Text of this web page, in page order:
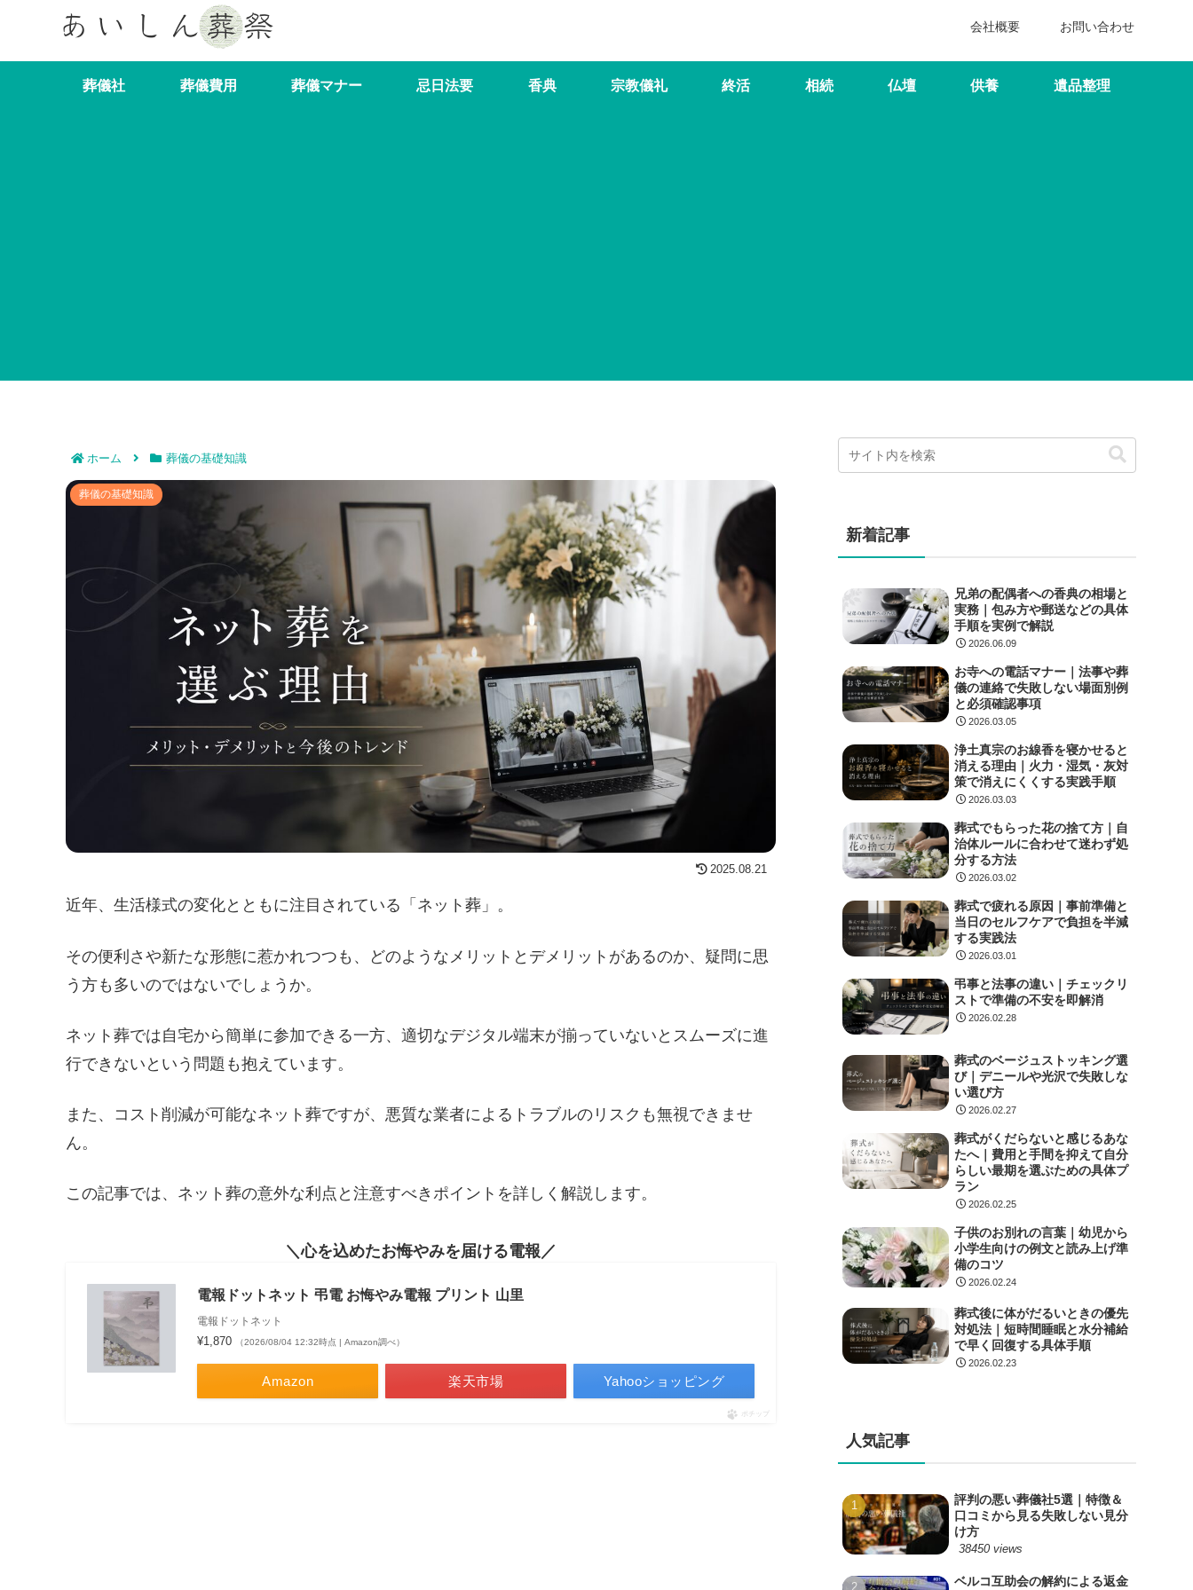
会社概要 お問い合わせ
葬儀社 葬儀費用 葬儀マナー 忌日法要 香典 宗教儀礼 終活 相続 仏壇 供養 遺品整理
ホーム 葬儀の基礎知識
ネット葬を選ぶ理由｜メリット・デメリットを徹底解説と今後のトレンド
葬儀の基礎知識
2025.08.21
近年、生活様式の変化とともに注目されている「ネット葬」。
その便利さや新たな形態に惹かれつつも、どのようなメリットとデメリットがあるのか、疑問に思
う方も多いのではないでしょうか。
ネット葬では自宅から簡単に参加できる一方、適切なデジタル端末が揃っていないとスムーズに進
行できないという問題も抱えています。
また、コスト削減が可能なネット葬ですが、悪質な業者によるトラブルのリスクも無視できませ
ん。
この記事では、ネット葬の意外な利点と注意すべきポイントを詳しく解説します。
心を込めたお悔やみを届ける電報
電報ドットネット 弔電 お悔やみ電報 プリント 山里
電報ドットネット
¥1,870 （2026/08/04 12:32時点 | Amazon調べ）
Amazon 楽天市場 Yahooショッピング
ポチップ
新着記事
兄弟の配偶者への香典の相場と
実務｜包み方や郵送などの具体
手順を実例で解説
2026.06.09
お寺への電話マナー｜法事や葬
儀の連絡で失敗しない場面別例
と必須確認事項
2026.03.05
浄土真宗のお線香を寝かせると
消える理由｜火力・湿気・灰対
策で消えにくくする実践手順
2026.03.03
葬式でもらった花の捨て方｜自
治体ルールに合わせて迷わず処
分する方法
2026.03.02
葬式で疲れる原因｜事前準備と
当日のセルフケアで負担を半減
する実践法
2026.03.01
弔事と法事の違い｜チェックリ
ストで準備の不安を即解消
2026.02.28
葬式のベージュストッキング選
び｜デニールや光沢で失敗しな
い選び方
2026.02.27
葬式がくだらないと感じるあな
たへ｜費用と手間を抑えて自分
らしい最期を選ぶための具体プ
ラン
2026.02.25
子供のお別れの言葉｜幼児から
小学生向けの例文と読み上げ準
備のコツ
2026.02.24
葬式後に体がだるいときの優先
対処法｜短時間睡眠と水分補給
で早く回復する具体手順
2026.02.23
人気記事
評判の悪い葬儀社5選｜特徴＆
口コミから見る失敗しない見分
け方
38450 views
ベルコ互助会の解約による返金